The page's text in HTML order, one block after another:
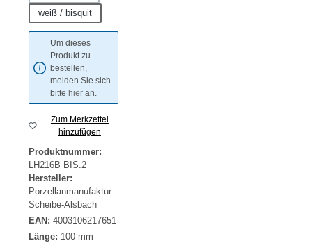
weiß / bisquit
Um dieses
Produkt zu
bestellen,
melden Sie sich
bittehier an.
Zum Merkzettel
hinzufügen
Produktnummer:
LH216B BIS.2
Hersteller:
Porzellanmanufaktur
Scheibe-Alsbach
EAN: 4003106217651
Länge: 100 mm